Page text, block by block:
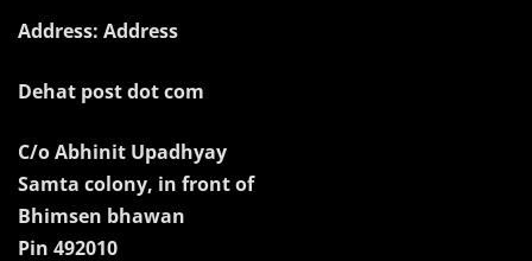
Address: Address
Dehat post dot com
C/o Abhinit Upadhyay
Samta colony, in front of
Bhimsen bhawan
Pin 492010